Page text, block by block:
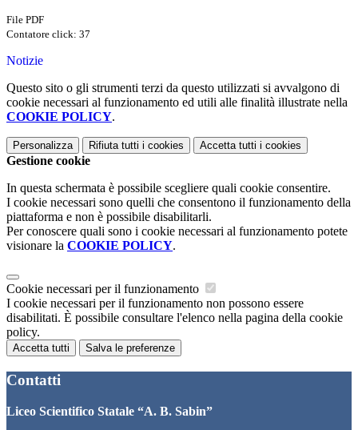
File PDF
Contatore click: 37
Notizie
Questo sito o gli strumenti terzi da questo utilizzati si avvalgono di
cookie necessari al funzionamento ed utili alle finalità illustrate nella
COOKIE POLICY.
Personalizza Rifiuta tutti i cookies Accetta tutti i cookies
Gestione cookie
In questa schermata è possibile scegliere quali cookie consentire.
I cookie necessari sono quelli che consentono il funzionamento della
piattaforma e non è possibile disabilitarli.
Per conoscere quali sono i cookie necessari al funzionamento potete
visionare la COOKIE POLICY.
Cookie necessari per il funzionamento
I cookie necessari per il funzionamento non possono essere
disabilitati. È possibile consultare l'elenco nella pagina della cookie
policy.
Accetta tutti Salva le preferenze
Contatti
Liceo Scientifico Statale “A. B. Sabin”